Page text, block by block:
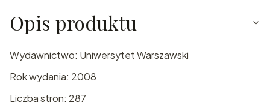
Opis produktu
Wydawnictwo: Uniwersytet Warszawski
Rok wydania: 2008
Liczba stron: 287